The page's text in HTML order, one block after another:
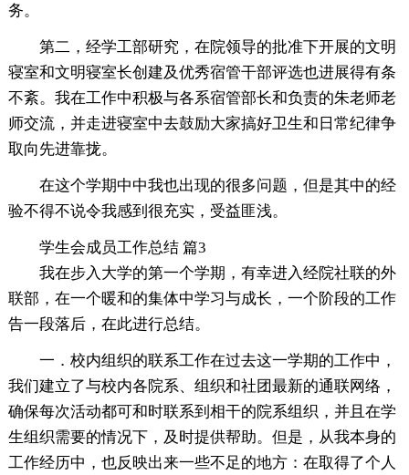
务。
第二，经学工部研究，在院领导的批准下开展的文明
寝室和文明寝室长创建及优秀宿管干部评选也进展得有条
不紊。我在工作中积极与各系宿管部长和负责的朱老师老
师交流，并走进寝室中去鼓励大家搞好卫生和日常纪律争
取向先进靠拢。
在这个学期中中我也出现的很多问题，但是其中的经
验不得不说令我感到很充实，受益匪浅。
学生会成员工作总结 篇3
我在步入大学的第一个学期，有幸进入经院社联的外
联部，在一个暖和的集体中学习与成长，一个阶段的工作
告一段落后，在此进行总结。
一．校内组织的联系工作在过去这一学期的工作中，
我们建立了与校内各院系、组织和社团最新的通联网络，
确保每次活动都可和时联系到相干的院系组织，并且在学
生组织需要的情况下，及时提供帮助。但是，从我本身的
工作经历中，也反映出来一些不足的地方：在取得了个人